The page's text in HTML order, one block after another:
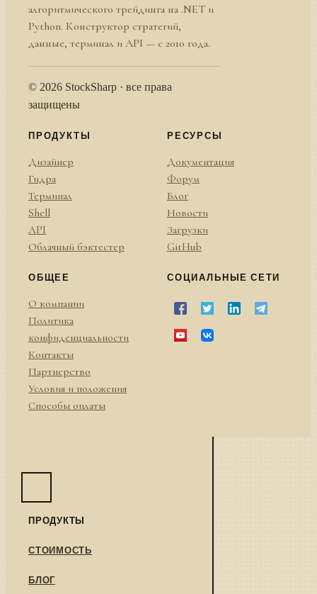
алгоритмического трейдинга на .NET и
Python. Конструктор стратегий,
данные, терминал и API — с 2010 года.
© 2026 StockSharp · все права
защищены
ПРОДУКТЫ
Дизайнер
Гидра
Терминал
Shell
API
Облачный бэктестер
РЕСУРСЫ
Документация
Форум
Блог
Новости
Загрузки
GitHub
ОБЩЕЕ
О компании
Политика
конфиденциальности
Контакты
Партнерство
Условия и положения
Способы оплаты
СОЦИАЛЬНЫЕ СЕТИ
ПРОДУКТЫ
СТОИМОСТЬ
БЛОГ